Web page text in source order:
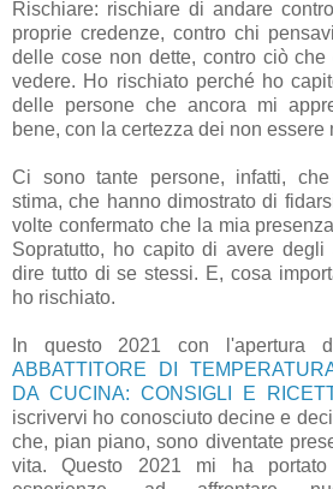
Rischiare: rischiare di andare
proprie credenze, contro chi
delle cose non dette, contro ciò
vedere. Ho rischiato perché ho
delle persone che ancora mi
bene, con la certezza dei non essere
Ci sono tante persone, infatti,
stima, che hanno dimostrato di
volte confermato che la mia
Sopratutto, ho capito di avere
dire tutto di se stessi. E, cosa
ho rischiato.
In questo 2021 con l'apertura
ABBATTITORE DI
DA CUCINA: CONSIGLI E
iscrivervi ho conosciuto decine e
che, pian piano, sono diventate
vita. Questo 2021 mi ha